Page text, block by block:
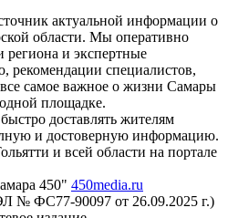
актуальной информации о
области. Мы оперативно
региона и экспертные
рекомендации специалистов,
самое важное о жизни Самары
площадке.
доставлять жителям
и достоверную информацию.
и всей области на портале
450" 450media.ru
№ ФС77-90097 от 26.09.2025 г.)